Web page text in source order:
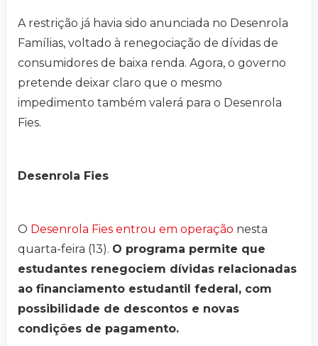
A restrição já havia sido anunciada no Desenrola
Famílias, voltado à renegociação de dívidas de
consumidores de baixa renda. Agora, o governo
pretende deixar claro que o mesmo
impedimento também valerá para o Desenrola
Fies.
Desenrola Fies
O Desenrola Fies entrou em operação nesta
quarta-feira (13). O programa permite que
estudantes renegociem dívidas relacionadas
ao financiamento estudantil federal, com
possibilidade de descontos e novas
condições de pagamento.